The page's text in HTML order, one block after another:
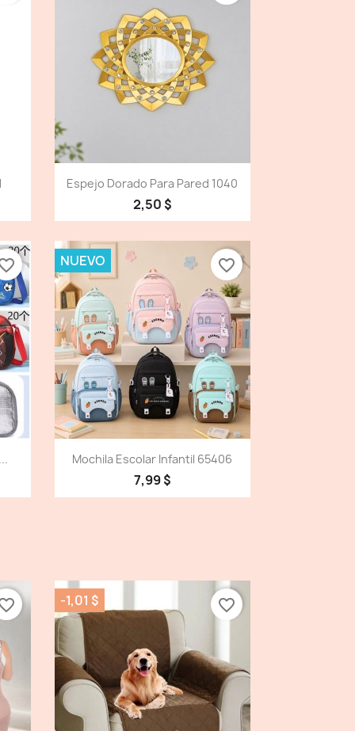
Vista detallada
Espejo Dorado Para Pared 1040
2,50 $
Vista detallada
Mochila Escolar Infantil 65406
7,99 $
NUEVO favorite_border
-1,01 $ favorite_border